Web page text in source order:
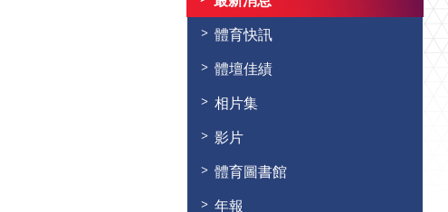
體育快訊
體壇佳績
相片集
影片
體育圖書館
年報